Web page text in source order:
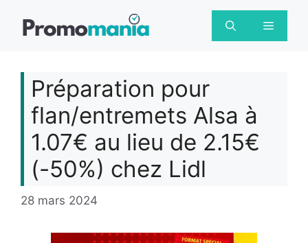
Menu
Préparation pour
flan/entremets Alsa à
1.07€ au lieu de 2.15€
(-50%) chez Lidl
28 mars 2024